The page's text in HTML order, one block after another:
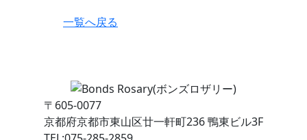
一覧へ戻る
〒605-0077
京都府京都市東山区廿一軒町236 鴨東ビル3F